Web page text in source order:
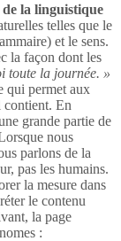
la linguistique
telles que le
et le sens.
la façon dont les
toute la journée. »
qui permet aux
contient. En
grande partie de
nous
parlons de la
pas les humains.
la mesure dans
le contenu
la page
: